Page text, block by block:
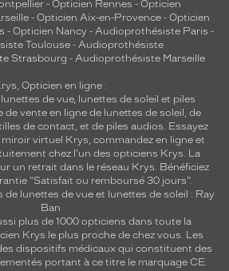
- Opticien Rennes - Opticien
- Opticien Aix-en-Provence - Opticien
- Opticien Nancy - Audioprothésiste Paris -
Toulouse- Audioprothésiste
Strasbourg - Audioprothésiste Marseille
Opticien en ligne :
lunettes de vue, lunettes de soleil et piles
de vente en ligne de lunettes de soleil, de
de contact, et de piles audios. Essayez
virtuel Krys, commandez en ligne et
chez l'un des opticiens Krys. La
un retrait dans le réseau Krys. Bénéficiez
"Satisfait ou remboursé 30 jours".
de lunettes de vue et lunettes de soleil : Ray
Ban
plus de 1000 opticiens dans toute la
Krys le plus proche de chez vous. Les
dispositifs médicaux qui constituent des
portant à ce titre le marquage CE.